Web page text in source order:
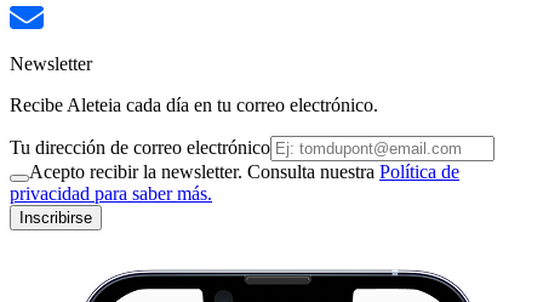
Newsletter
Recibe Aleteia cada día en tu correo electrónico.
Tu dirección de correo electrónico
Acepto recibir la newsletter. Consulta nuestra Política de
privacidad para saber más.
Inscribirse